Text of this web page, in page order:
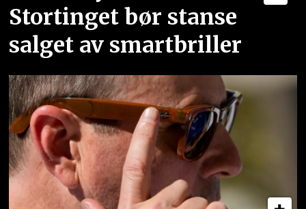
Stortinget bør stanse
salget av smartbriller